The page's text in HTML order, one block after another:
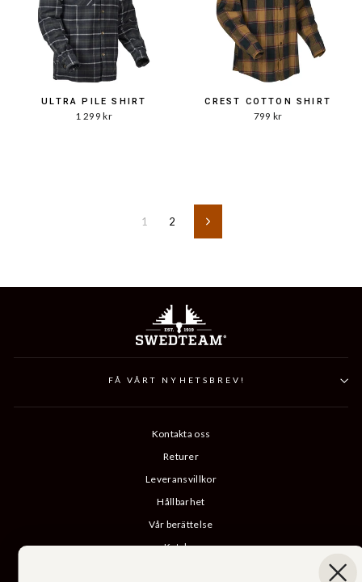
ULTRA PILE SHIRT
1 299 kr
CREST COTTON SHIRT
799 kr
1 2 Nästa
FÅ VÅRT NYHETSBREV!
Kontakta oss
Returer
Leveransvillkor
Hållbarhet
Vår berättelse
Katalog